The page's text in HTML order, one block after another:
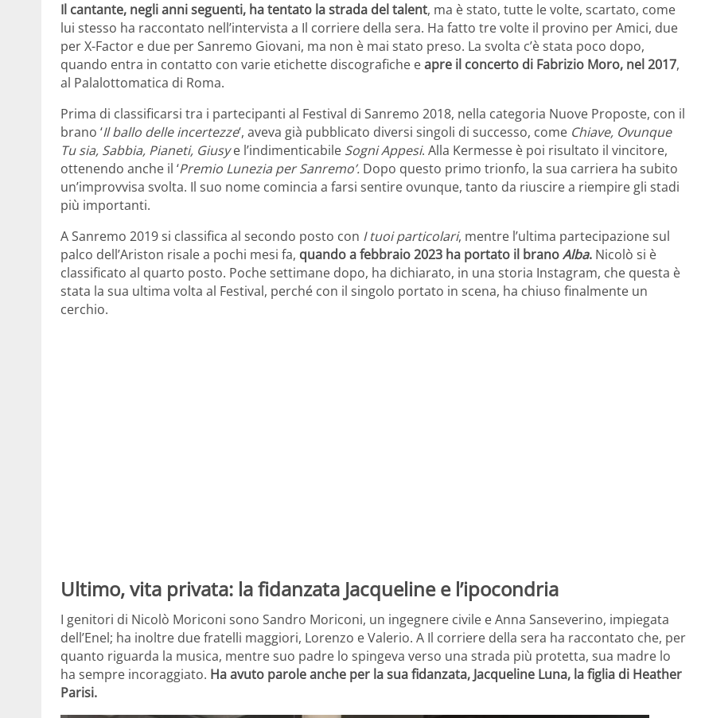
Il cantante, negli anni seguenti, ha tentato la strada del talent, ma è stato, tutte le volte, scartato, come
lui stesso ha raccontato nell’intervista a Il corriere della sera. Ha fatto tre volte il provino per Amici, due
per X-Factor e due per Sanremo Giovani, ma non è mai stato preso. La svolta c’è stata poco dopo,
quando entra in contatto con varie etichette discografiche eapre il concerto di Fabrizio Moro, nel 2017,
al Palalottomatica di Roma.
Prima di classificarsi tra i partecipanti al Festival di Sanremo 2018, nella categoria Nuove Proposte, con il
brano ‘Il ballo delle incertezze‘, aveva già pubblicato diversi singoli di successo, come Chiave, Ovunque
Tu sia, Sabbia, Pianeti, Giusye l’indimenticabile SogniAppesi. Alla Kermesse è poi risultato il vincitore,
ottenendo anche il ‘Premio Lunezia per Sanremo’. Dopo questo primo trionfo, la sua carriera ha subito
un’improvvisa svolta. Il suo nome comincia a farsi sentire ovunque, tanto da riuscire a riempire gli stadi
più importanti.
A Sanremo 2019 si classifica al secondo posto con I tuoi particolari, mentre l’ultima partecipazione sul
palco dell’Ariston risale a pochi mesi fa, quando a febbraio 2023 ha portato il branoAlba. Nicolò si è
classificato al quarto posto. Poche settimane dopo, ha dichiarato, in una storia Instagram, che questa è
stata la sua ultima volta al Festival, perché con il singolo portato in scena, ha chiuso finalmente un
cerchio.
Ultimo, vita privata: la fidanzata Jacqueline e l’ipocondria
I genitori di Nicolò Moriconi sono Sandro Moriconi, un ingegnere civile e Anna Sanseverino, impiegata
dell’Enel; ha inoltre due fratelli maggiori, Lorenzo e Valerio. A Il corriere della sera ha raccontato che, per
quanto riguarda la musica, mentre suo padre lo spingeva verso una strada più protetta, sua madre lo
ha sempre incoraggiato. Ha avuto parole anche per la sua fidanzata, Jacqueline Luna, la figlia di Heather
Parisi.